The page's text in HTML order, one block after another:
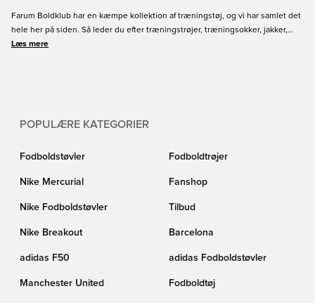
Farum Boldklub har en kæmpe kollektion af træningstøj, og vi har samlet det
hele her på siden. Så leder du efter træningstrøjer, træningsokker, jakker,
shorts eller meget mere, så finder du det lige her på siden. Vi har det hele til
Læs mere
POPULÆRE KATEGORIER
Fodboldstøvler Fodboldtrøjer
Nike Mercurial Fanshop
Nike Fodboldstøvler Tilbud
Nike Breakout Barcelona
adidas F50 adidas Fodboldstøvler
Manchester United Fodboldtøj